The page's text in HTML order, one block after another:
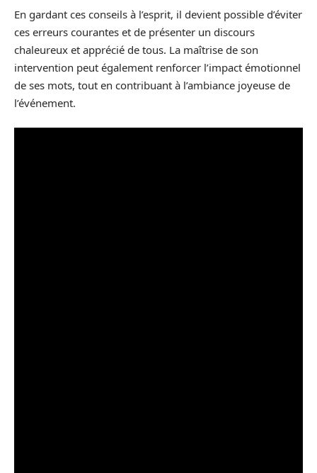
En gardant ces conseils à l’esprit, il devient possible d’éviter
ces erreurs courantes et de présenter un discours
chaleureux et apprécié de tous. La maîtrise de son
intervention peut également renforcer l’impact émotionnel
de ses mots, tout en contribuant à l’ambiance joyeuse de
l’événement.